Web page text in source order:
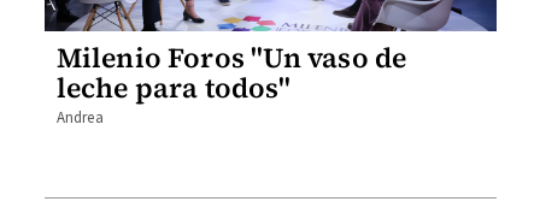
Milenio Foros "Un vaso de
leche para todos"
Andrea